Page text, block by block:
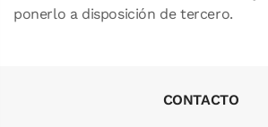
ponerlo a disposición de tercero.
CONTACTO